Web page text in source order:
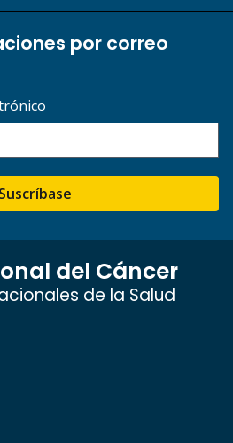
por correo
Suscríbase
del Cáncer
de la Salud